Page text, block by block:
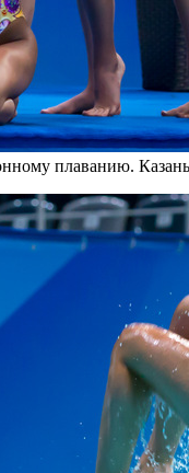
плаванию.